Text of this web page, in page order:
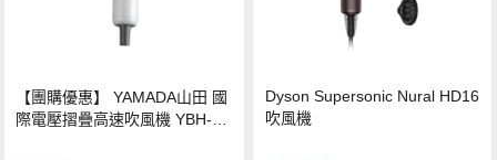
【團購優惠】 YAMADA山田 國
際電壓摺疊高速吹風機 YBH-12
Dyson Supersonic Nural HD16
吹風機